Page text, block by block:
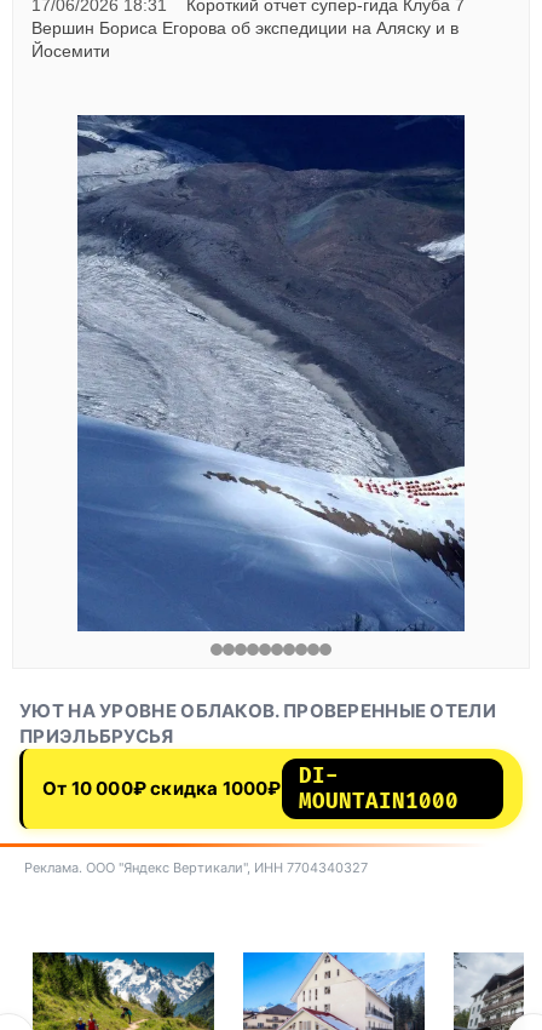
17/06/2026 18:31
Короткий отчет супер-гида Клуба 7
Вершин Бориса Егорова об экспедиции на Аляску и в
Йосемити
УЮТ НА УРОВНЕ ОБЛАКОВ. ПРОВЕРЕННЫЕ ОТЕЛИ
ПРИЭЛЬБРУСЬЯ
От 10 000₽ скидка 1000₽
DI-
MOUNTAIN1000
Реклама. ООО "Яндекс Вертикали", ИНН 7704340327